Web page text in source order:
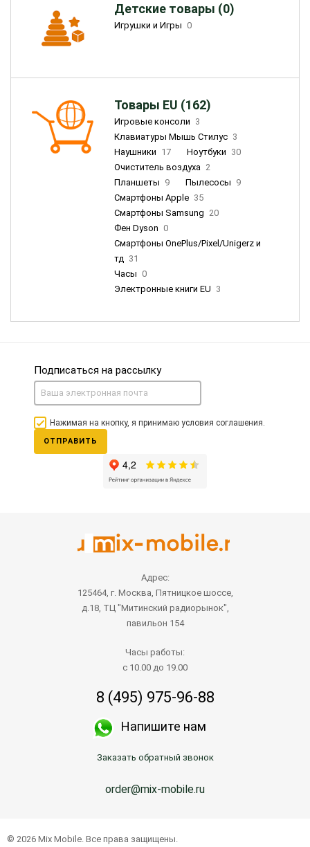
Детские товары (0)
Игрушки и Игры 0
Товары EU (162)
Игровые консоли 3
Клавиатуры Мышь Стилус 3
Наушники 17 Ноутбуки 30
Очиститель воздуха 2
Планшеты 9 Пылесосы 9
Смартфоны Apple 35
Смартфоны Samsung 20
Фен Dyson 0
Смартфоны OnePlus/Pixel/Unigerz и
тд 31
Часы 0
Электронные книги EU 3
Подписаться на рассылку
Нажимая на кнопку, я принимаю условия соглашения.
ОТПРАВИТЬ
Адрес:
125464, г. Москва, Пятницкое шоссе,
д.18, ТЦ "Митинский радиорынок",
павильон 154
Часы работы:
с 10.00 до 19.00
8 (495) 975-96-88
Напишите нам
Заказать обратный звонок
order@mix-mobile.ru
© 2026 Mix Mobile. Все права защищены.